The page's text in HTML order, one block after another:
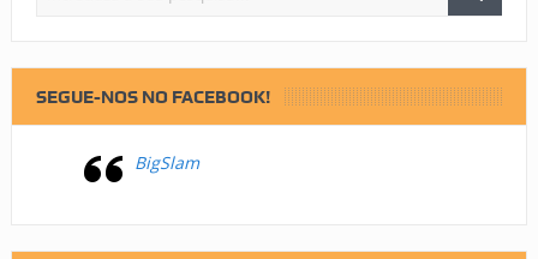
SEGUE-NOS NO FACEBOOK!
BigSlam